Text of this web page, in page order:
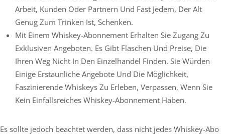
Arbeit, Kunden Oder Partnern Und Fast Jedem, Der Alt
Genug Zum Trinken Ist, Schenken.
Mit Einem Whiskey-Abonnement Erhalten Sie Zugang Zu
Exklusiven Angeboten. Es Gibt Flaschen Und Preise, Die
Ihren Weg Nicht In Den Einzelhandel Finden. Sie Würden
Einige Erstaunliche Angebote Und Die Möglichkeit,
Faszinierende Whiskeys Zu Erleben, Verpassen, Wenn Sie
Kein Einfallsreiches Whiskey-Abonnement Haben.
Es sollte jedoch beachtet werden, dass nicht jedes Whiskey-Abo